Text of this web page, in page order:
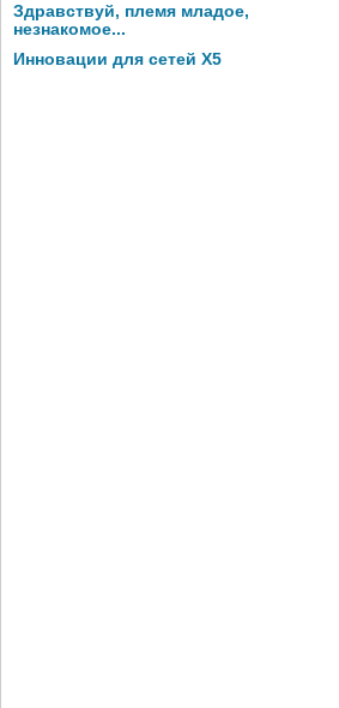
Здравствуй, племя младое,
незнакомое...
Инновации для сетей X5